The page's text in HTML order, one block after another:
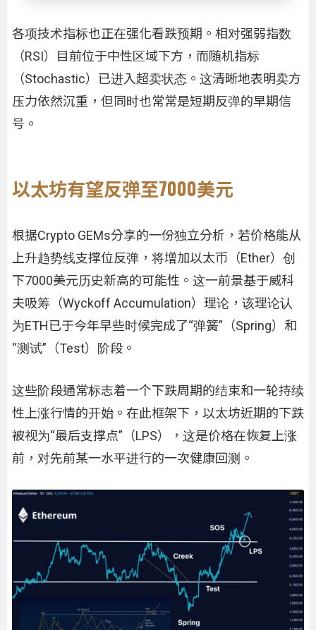
各项技术指标也正在强化看跌预期。相对强弱指数
（RSI）目前位于中性区域下方，而随机指标
（Stochastic）已进入超卖状态。这清晰地表明卖方
压力依然沉重，但同时也常常是短期反弹的早期信
号。
以太坊有望反弹至7000美元
根据Crypto GEMs分享的一份独立分析，若价格能从
上升趋势线支撑位反弹，将增加以太币（Ether）创
下7000美元历史新高的可能性。这一前景基于威科
夫吸筹（Wyckoff Accumulation）理论，该理论认
为ETH已于今年早些时候完成了“弹簧”（Spring）和
“测试”（Test）阶段。
这些阶段通常标志着一个下跌周期的结束和一轮持续
性上涨行情的开始。在此框架下，以太坊近期的下跌
被视为“最后支撑点”（LPS），这是价格在恢复上涨
前，对先前某一水平进行的一次健康回测。